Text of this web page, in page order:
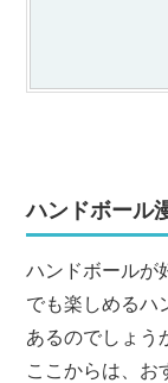
ハンドボール
ハンドボールが
でも楽しめるハ
あるのでしょう
ここからは、お